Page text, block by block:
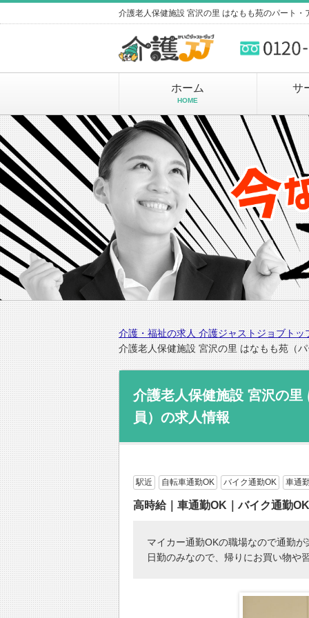
介護老人保健施設 宮沢の里 はなもも苑のパート
ホーム
HOME
サ
介護・福祉の求人 介護ジャストジョブトッ
介護老人保健施設 宮沢の里 はなもも苑（
介護老人保健施設 宮沢の
員）の求人情報
駅近 自転車通勤OK バイク通勤OK 車通
高時給｜車通勤OK｜バイク通勤
マイカー通勤OKの職場なので通勤が
日勤のみなので、帰りにお買い物や